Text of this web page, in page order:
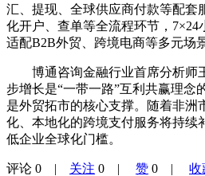
汇、提现、全球供应商付款等配套
化开户、查单等全流程环节，7×24
适配B2B外贸、跨境电商等多元场景
博通咨询金融行业首席分析师
步增长是“一带一路”互利共赢理念
是外贸拓市的核心支撑。随着非洲
化、本地化的跨境支付服务将持续
低企业全球化门槛。
评论 0 | 关注 0 | 赞 0 | 收